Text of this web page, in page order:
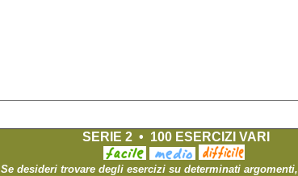
SERIE 2 • 100 ESERCIZI VARI
Se desideri trovare degli esercizi su determinati argomenti,